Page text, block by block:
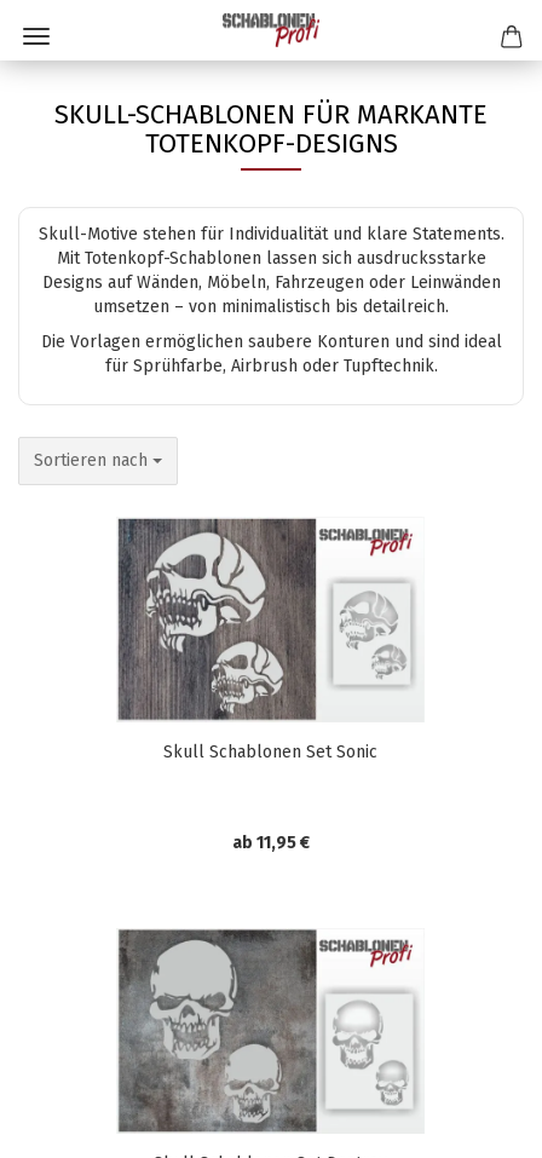
SKULL-SCHABLONEN FÜR MARKANTE
TOTENKOPF-DESIGNS
Skull-Motive stehen für Individualität und klare Statements.
Mit Totenkopf-Schablonen lassen sich ausdrucksstarke
Designs auf Wänden, Möbeln, Fahrzeugen oder Leinwänden
umsetzen – von minimalistisch bis detailreich.
Die Vorlagen ermöglichen saubere Konturen und sind ideal
für Sprühfarbe, Airbrush oder Tupftechnik.
Sortieren nach
Sortieren nach
Skull Schablonen Set Sonic
ab 11,95 €